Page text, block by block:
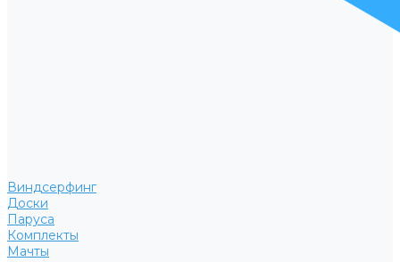
Виндсерфинг
Доски
Паруса
Комплекты
Мачты